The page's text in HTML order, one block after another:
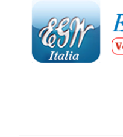
contenuto